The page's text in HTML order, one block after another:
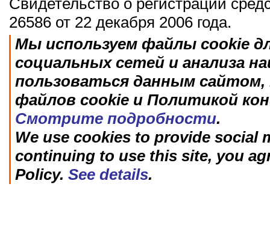
Свидетельство о регистрации
26586 от 22 декабря 2006 года.
Мы используем файлы cookie
социальных сетей и анализа
пользоваться данным
файлов cookie и Политикой
Смотрите подробности.
We use cookies to provide social
continuing to use this site, you
Policy. See details.